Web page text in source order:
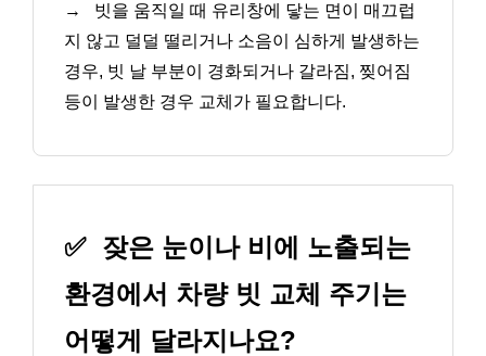
→
빗을 움직일 때 유리창에 닿는 면이 매끄럽
지 않고 덜덜 떨리거나 소음이 심하게 발생하는
경우, 빗 날 부분이 경화되거나 갈라짐, 찢어짐
등이 발생한 경우 교체가 필요합니다.
✅ 잦은 눈이나 비에 노출되는
환경에서 차량 빗 교체 주기는
어떻게 달라지나요?